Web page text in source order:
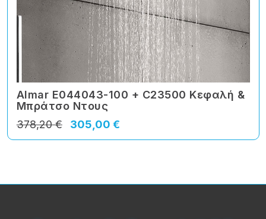
Almar E044043-100 + C23500 Κεφαλή &
Μπράτσο Ντους
305,00 €
378,20 €